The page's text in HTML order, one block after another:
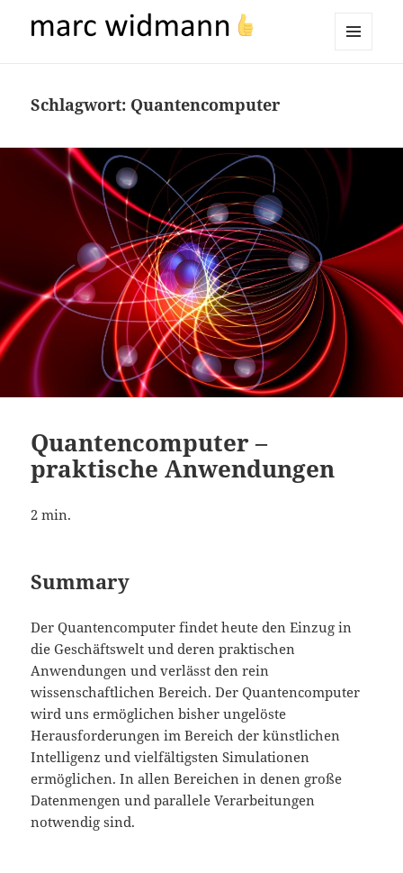
Schlagwort: Quantencomputer
Quantencomputer –
praktische Anwendungen
2 min.
Summary
Der Quantencomputer findet heute den Einzug in
die Geschäftswelt und deren praktischen
Anwendungen und verlässt den rein
wissenschaftlichen Bereich. Der Quantencomputer
wird uns ermöglichen bisher ungelöste
Herausforderungen im Bereich der künstlichen
Intelligenz und vielfältigsten Simulationen
ermöglichen. In allen Bereichen in denen große
Datenmengen und parallele Verarbeitungen
notwendig sind.